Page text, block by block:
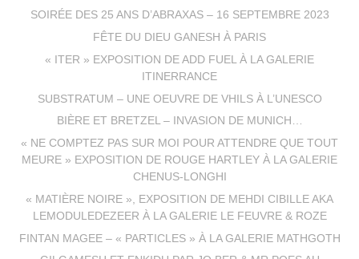
SOIRÉE DES 25 ANS D’ABRAXAS – 16 SEPTEMBRE 2023
FÊTE DU DIEU GANESH À PARIS
« ITER » EXPOSITION DE ADD FUEL À LA GALERIE
ITINERRANCE
SUBSTRATUM – UNE OEUVRE DE VHILS À L’UNESCO
BIÈRE ET BRETZEL – INVASION DE MUNICH…
« NE COMPTEZ PAS SUR MOI POUR ATTENDRE QUE TOUT
MEURE » EXPOSITION DE ROUGE HARTLEY À LA GALERIE
CHENUS-LONGHI
« MATIÈRE NOIRE », EXPOSITION DE MEHDI CIBILLE AKA
LEMODULEDEZEER À LA GALERIE LE FEUVRE & ROZE
FINTAN MAGEE – « PARTICLES » À LA GALERIE MATHGOTH